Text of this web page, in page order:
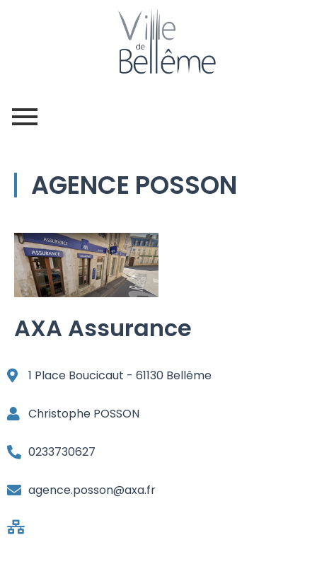
AGENCE POSSON
AXA Assurance
1 Place Boucicaut - 61130 Bellême
Christophe POSSON
0233730627
agence.posson@axa.fr